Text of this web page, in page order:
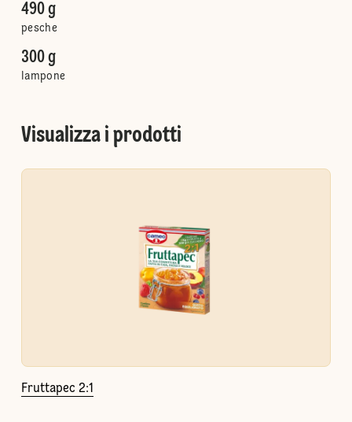
490 g
pesche
300 g
lampone
Visualizza i prodotti
Fruttapec 2:1